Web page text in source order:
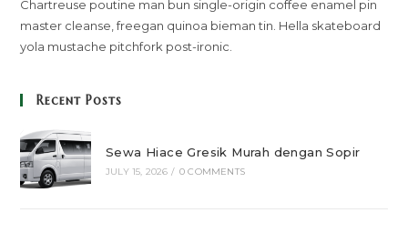
Chartreuse poutine man bun single-origin coffee enamel pin
master cleanse, freegan quinoa bieman tin. Hella skateboard
yola mustache pitchfork post-ironic.
Recent Posts
Sewa Hiace Gresik Murah dengan Sopir
JULY 15, 2026 / 0 COMMENTS